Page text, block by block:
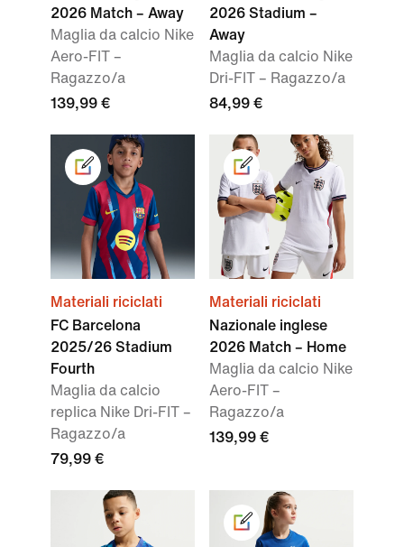
2026 Match – Away
Maglia da calcio Nike
Aero-FIT –
Ragazzo/a
139,99 €
2026 Stadium –
Away
Maglia da calcio Nike
Dri-FIT – Ragazzo/a
84,99 €
Materiali riciclati
FC Barcelona
2025/26 Stadium
Fourth
Maglia da calcio
replica Nike Dri-FIT –
Ragazzo/a
79,99 €
Materiali riciclati
Nazionale inglese
2026 Match – Home
Maglia da calcio Nike
Aero-FIT –
Ragazzo/a
139,99 €